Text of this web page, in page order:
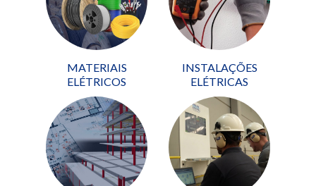
MATERIAIS
ELÉTRICOS
INSTALAÇÕES
ELÉTRICAS